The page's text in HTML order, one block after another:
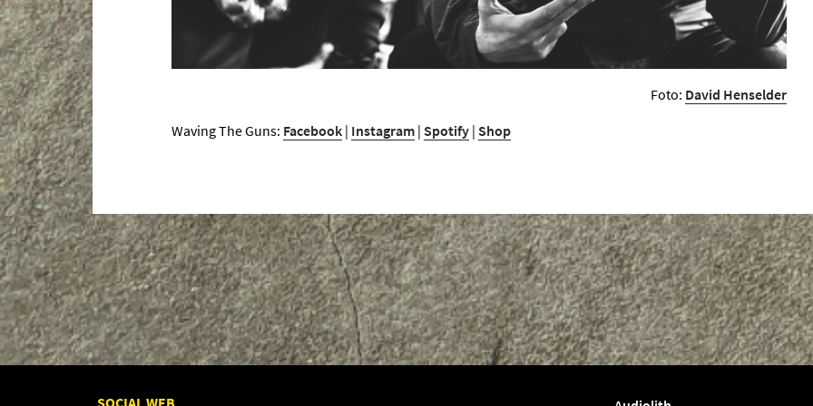
Foto: David Henselder
Waving The Guns: Facebook | Instagram |Spotify |Shop
SOCIAL WEB